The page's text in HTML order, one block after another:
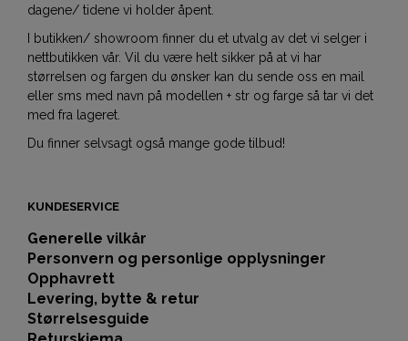
dagene/ tidene vi holder åpent.
I butikken/ showroom finner du et utvalg av det vi selger i
nettbutikken vår. Vil du være helt sikker på at vi har
størrelsen og fargen du ønsker kan du sende oss en mail
eller sms med navn på modellen + str og farge så tar vi det
med fra lageret.
Du finner selvsagt også mange gode tilbud!
KUNDESERVICE
Generelle vilkår
Personvern og personlige opplysninger
Opphavrett
Levering, bytte & retur
Størrelsesguide